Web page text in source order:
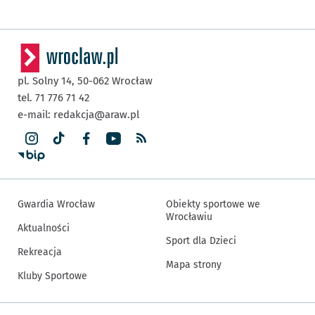
pl. Solny 14, 50-062 Wrocław
tel. 71 776 71 42
e-mail: redakcja@araw.pl
Gwardia Wrocław
Aktualności
Rekreacja
Kluby Sportowe
Obiekty sportowe we
Wrocławiu
Sport dla Dzieci
Mapa strony